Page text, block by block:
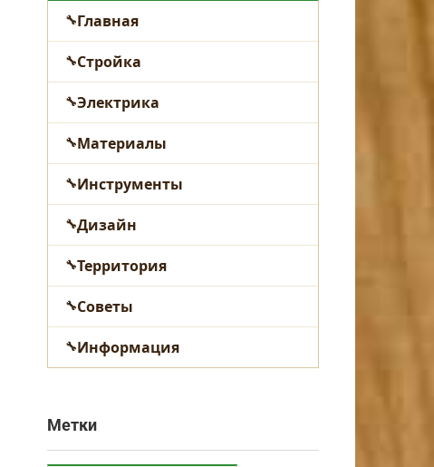
Главная
Стройка
Электрика
Материалы
Инструменты
Дизайн
Территория
Советы
Информация
Метки